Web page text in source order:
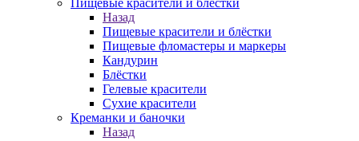
Пищевые красители и блёстки
Назад
Пищевые красители и блёстки
Пищевые фломастеры и маркеры
Кандурин
Блёстки
Гелевые красители
Сухие красители
Креманки и баночки
Назад